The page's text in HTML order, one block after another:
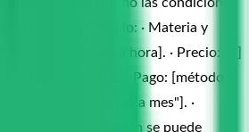
desde el principio: · Materia y
los [día] de [hora a hora]. · Precio: [X]
clases por [Y] €. · Pago: [método y
de empezar cada mes"]. ·
de 24 h de antelación se puede